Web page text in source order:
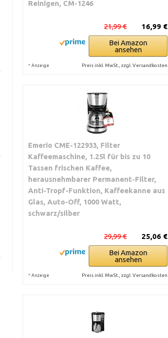
Reinigen, CM-1246
16,99 €
21,99 €
Bei Amazon
ansehen
* Anzeige Preis inkl. MwSt., zzgl. Versandkosten
Emerio CME-122933, Filter
Kaffeemaschine, 1.25l für bis zu 10
Tassen frischen Kaffee,
herausnehmbarer Permanent-Filter,
Anti-Tropf-Funktion, Kaffeekanne aus
Glas, Auto-Off, 1000 Watt,
schwarz/silber
25,06 €
29,99 €
Bei Amazon
ansehen
* Anzeige Preis inkl. MwSt., zzgl. Versandkosten